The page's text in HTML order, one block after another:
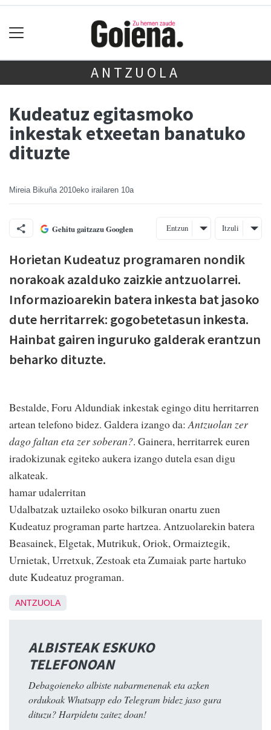
ANTZUOLA
Kudeatuz egitasmoko
inkestak etxeetan banatuko
dituzte
Mireia Bikuña 2010eko irailaren 10a
Gehitu gaitzazu Googlen Entzun Itzuli
Horietan Kudeatuz programaren nondik
norakoak azalduko zaizkie antzuolarrei.
Informazioarekin batera inkesta bat jasoko
dute herritarrek: gogobetetasun inkesta.
Hainbat gairen inguruko galderak erantzun
beharko dituzte.
Bestalde, Foru Aldundiak inkestak egingo ditu herritarren
artean telefono bidez. Galdera izango da: Antzuolan zer
dago faltan eta zer soberan?. Gainera, herritarrek euren
iradokizunak egiteko aukera izango dutela esan digu
alkateak.
hamar udalerritan
Udalbatzak uztaileko osoko bilkuran onartu zuen
Kudeatuz programan parte hartzea. Antzuolarekin batera
Beasainek, Elgetak, Mutrikuk, Oriok, Ormaiztegik,
Urnietak, Urretxuk, Zestoak eta Zumaiak parte hartuko
dute Kudeatuz programan.
ANTZUOLA
ALBISTEAK ESKUKO
TELEFONOAN
Debagoieneko albiste nabarmenenak eta azken
ordukoak Whatsapp edo Telegram bidez jaso gura
dituzu? Harpidetu zaitez doan!